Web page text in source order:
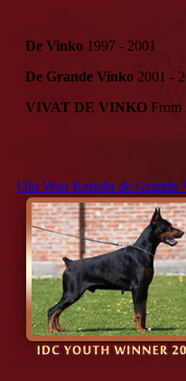
De Vinko 1997 - 2001
De Grande Vinko 2001 -
VIVAT DE VINKO From
Obi Wan Kenobi de Grande